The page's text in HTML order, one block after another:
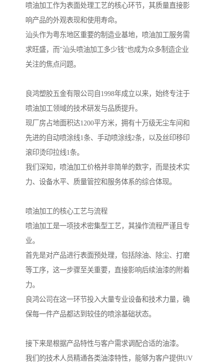
喷油加工作为表面处理工艺的核心环节，其质量直接影
响产品的外观表现和使用寿命。
汕头作为粤东地区重要的制造业基地，喷油加工服务需
求旺盛，而"汕头喷油加工多少钱"也成为众多制造企业
关注的焦点问题。
良鸿塑胶五金有限公司自1998年成立以来，始终专注于
喷油加工领域的技术研发与品质提升。
现厂房占地面积达1200平方米，拥有十万级无尘车间和
先进的自动喷涂线1条、手动喷涂线2条，以及丝印移印
滚印烫印拉线1条。
我们深知，喷油加工价格并非简单的数字，而是技术实
力、设备水平、质量管控和服务体系的综合体现。
喷油加工的核心工艺与流程
喷油加工是一项技术密集型工艺，其操作流程严谨且专
业。
首先是对产品进行表面预处理，包括除油、除尘、打磨
等工序，这一步骤至关重要，直接影响后续油漆的附着
力。
良鸿公司在这一环节投入大量专业设备和技术力量，确
保每一件产品都达到较佳的喷涂基础状态。
接下来是根据产品特性与客户需求调配合适的油漆。
我们的技术人员精通各类油漆特性，能够为客户提供UV